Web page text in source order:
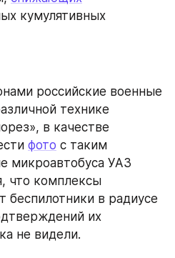
кумулятивных
российские военные
технике
в качестве
фото с таким
микроавтобуса УАЗ
что комплексы
беспилотники в радиусе
их
не видели.